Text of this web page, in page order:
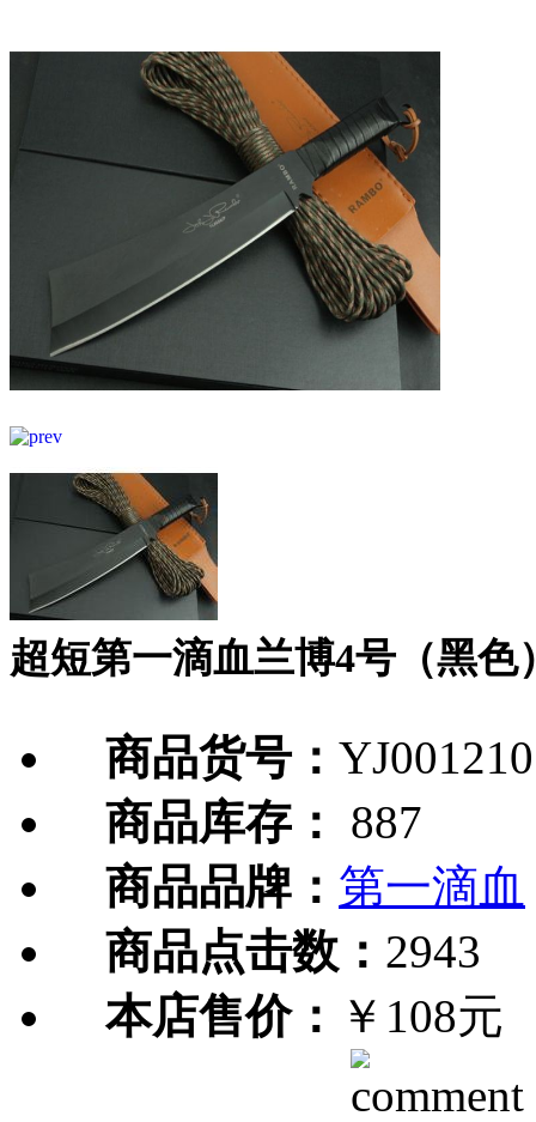
超短第一滴血兰博4号（黑色
商品货号： YJ001210
商品库存：
887
商品品牌： 第一滴血
商品点击数： 2943
本店售价： ￥108元